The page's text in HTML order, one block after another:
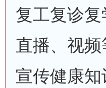
复工复诊
直播、视
宣传健康